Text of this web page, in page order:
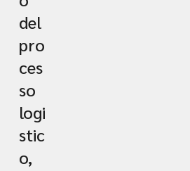
del
pro
ces
so
logi
stic
o,